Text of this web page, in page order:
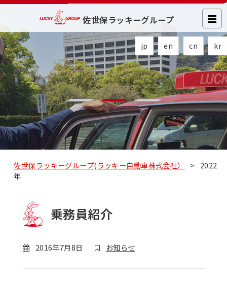
jp en cn kr
佐世保ラッキーグループ
佐世保ラッキーグループ(ラッキー自動車株式会社） > 2022
年
乗務員紹介
2016年7月8日 お知らせ